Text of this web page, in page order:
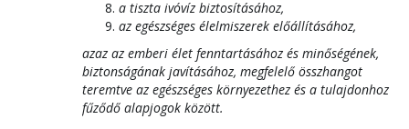
a tiszta ivóvíz biztosításához,
az egészséges élelmiszerek előállításához,
azaz az emberi élet fenntartásához és minőségének,
biztonságának javításához, megfelelő összhangot
teremtve az egészséges környezethez és a tulajdonhoz
fűződő alapjogok között.